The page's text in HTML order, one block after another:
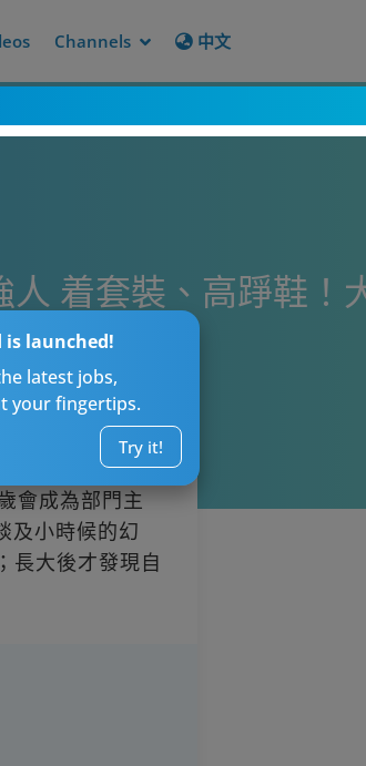
Channels 中文
is launched!
latest jobs,
your fingertips.
Try it!
人 着套裝、高踭鞋！
。
會成為部門主
及小時候的幻
長大後才發現自